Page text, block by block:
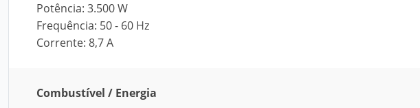
Potência: 3.500 W
Frequência: 50 - 60 Hz
Corrente: 8,7 A
Combustível / Energia